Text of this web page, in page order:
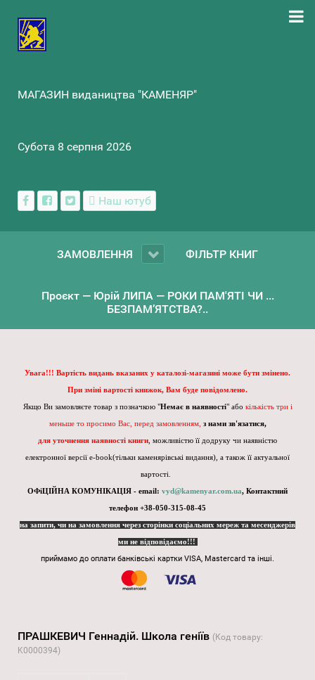
МАГАЗИН видаництва "КАМЕНЯР"
Субота 8 серпня 2026
Наш ютуб
ЗАМОВЛЕННЯ ФІЛЬТР КНИГ
Проєкт — Юрій ЛИПА — РОКИ ПАМ'ЯТІ ЧИ ...
БЕЗПАМ’ЯТСТВА?..
Увага!!! Вартість видань вказаних у каталозі-магазині може бути змінено.
При зміні вартості книжок, Вам буде повідомлено.
Якщо Ви замовляєте товар з позначкою "Немає в наявності" або кількість три і
меньше то просимо Вас, перед замовленням, з нами зв'язатися,
для уточнення наявності книги , можливістю її додруку чи наявністю
електронної версії e-book(тільки каменярівські видання), а також її актуальної
вартості.
ОФіЦІЙНА КОМУНІКАЦІЯ - email: vyd@kamenyar.com.ua, Контактний
телефон +38-050-315-08-45
на запити, чи на замовлення через сторінки соціальних мереж та месенджерів
ми не відповідаємо!!!
приймамо до оплати банківські картки VISA, Mastercard та інші.
ПРАШКЕВИЧ Геннадій. Школа геніїв (Код товару:
K0000394)